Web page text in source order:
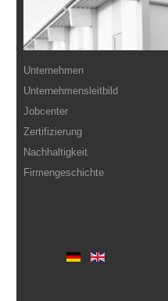
Unternehmen
Unternehmensleitbild
Jobcenter
Zertifizierung
Nachhaltigkeit
Firmengeschichte